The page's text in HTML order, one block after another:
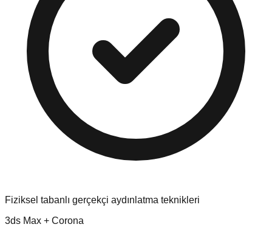
Fiziksel tabanlı gerçekçi aydınlatma teknikleri
3ds Max + Corona